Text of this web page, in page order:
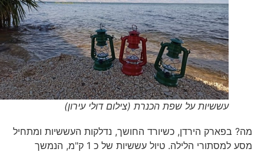
עששיות על שפת הכנרת (צילום דולי עירון)
מה? בפארק הירדן, כשיורד החושך, נדלקות העששיות ומתחיל
מסע למסתורי הלילה. טיול עששיות של כ 1 ק"מ, הנמשך